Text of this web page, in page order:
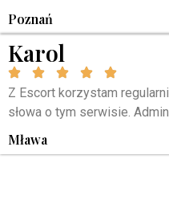
Poznań
Karol
Z Escort korzystam
słowa o tym serwisie.
Mława